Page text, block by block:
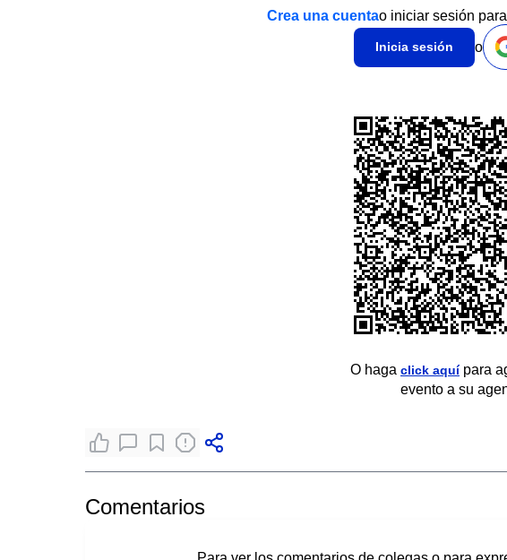
Crea una cuentao iniciar sesión
Inicia sesión o
O haga click aquípara
evento a su
Comentarios